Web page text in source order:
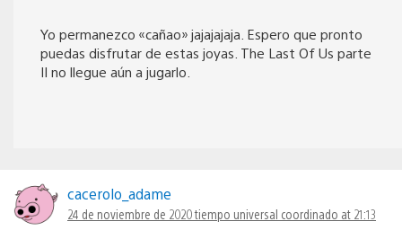
Yo permanezco «cañao» jajajajaja. Espero que pronto
puedas disfrutar de estas joyas. The Last Of Us parte
II no llegue aún a jugarlo.
cacerolo_adame
24 de noviembre de 2020 tiempo universal coordinado at 21:13